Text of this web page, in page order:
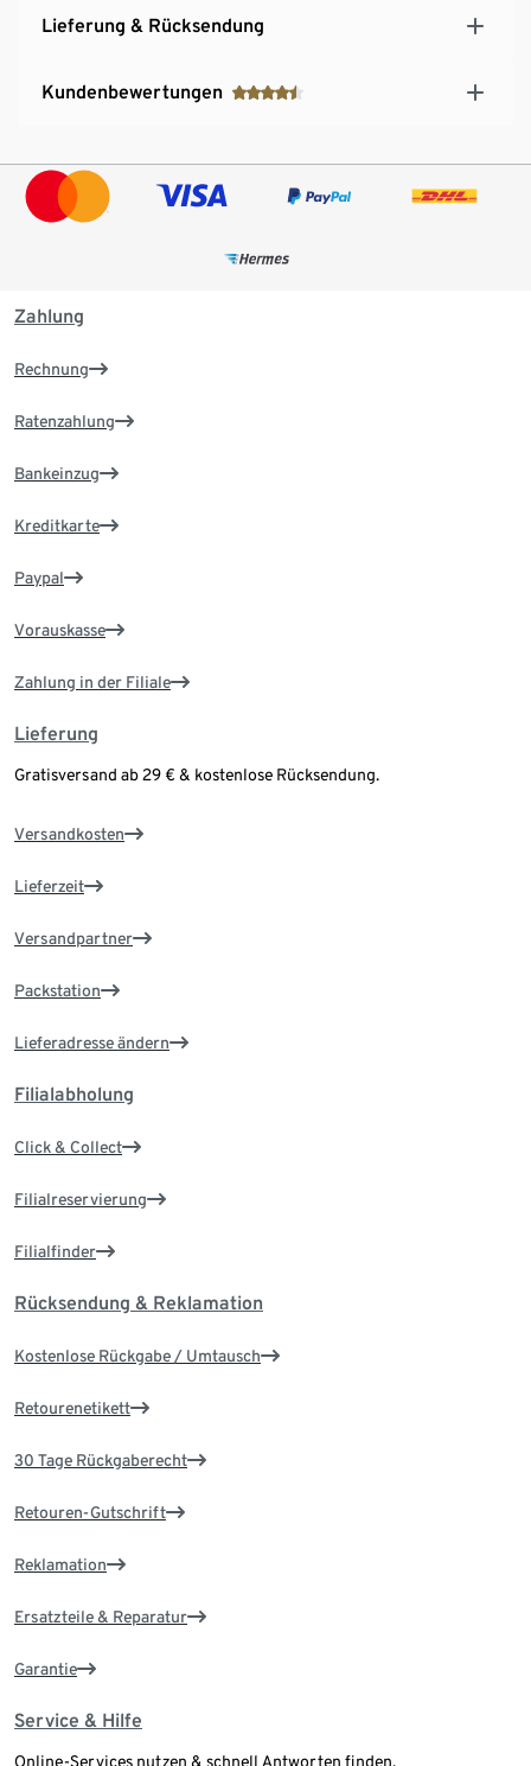
Lieferung & Rücksendung
Kundenbewertungen
Zahlung
Rechnung
Ratenzahlung
Bankeinzug
Kreditkarte
Paypal
Vorauskasse
Zahlung in der Filiale
Lieferung
Gratisversand ab 29 € & kostenlose Rücksendung.
Versandkosten
Lieferzeit
Versandpartner
Packstation
Lieferadresse ändern
Filialabholung
Click & Collect
Filialreservierung
Filialfinder
Rücksendung & Reklamation
Kostenlose Rückgabe / Umtausch
Retourenetikett
30 Tage Rückgaberecht
Retouren-Gutschrift
Reklamation
Ersatzteile & Reparatur
Garantie
Service & Hilfe
Online-Services nutzen & schnell Antworten finden.